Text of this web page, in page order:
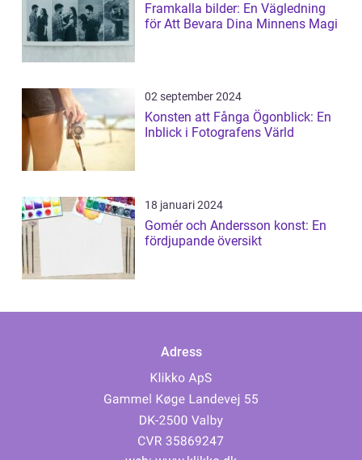
Framkalla bilder: En Vägledning
för Att Bevara Dina Minnens Magi
02 september 2024
Konsten att Fånga Ögonblick: En
Inblick i Fotografens Värld
18 januari 2024
Gomér och Andersson konst: En
fördjupande översikt
Adress